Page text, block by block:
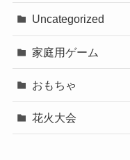
Uncategorized
家庭用ゲーム
おもちゃ
花火大会